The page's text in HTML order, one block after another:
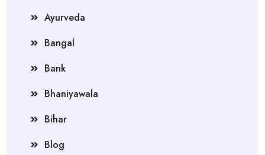
Ayurveda
Bangal
Bank
Bhaniyawala
Bihar
Blog